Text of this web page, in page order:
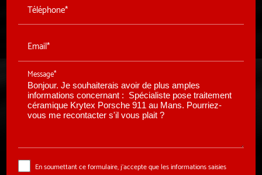
Téléphone*
Email*
Message*
En soumettant ce formulaire, j'accepte que les informations saisies